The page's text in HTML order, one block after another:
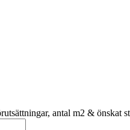
antal m2 & önskat